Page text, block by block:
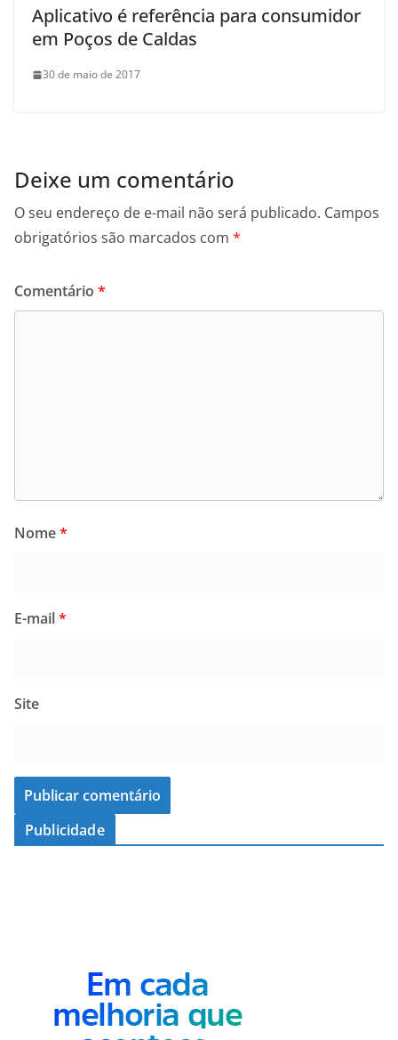
Aplicativo é referência para consumidor
em Poços de Caldas
30 de maio de 2017
Deixe um comentário
O seu endereço de e-mail não será publicado. Campos
obrigatórios são marcados com *
Comentário *
Nome*
E-mail*
Site
Publicidade